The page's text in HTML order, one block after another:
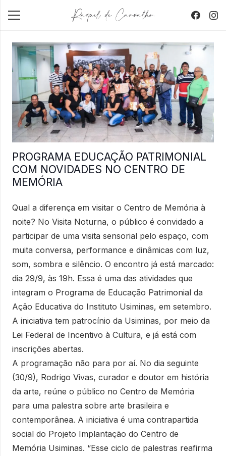
PROGRAMA EDUCAÇÃO PATRIMONIAL
COM NOVIDADES NO CENTRO DE
MEMÓRIA
Qual a diferença em visitar o Centro de Memória à
noite? No Visita Noturna, o público é convidado a
participar de uma visita sensorial pelo espaço, com
muita conversa, performance e dinâmicas com luz,
som, sombra e silêncio. O encontro já está marcado:
dia 29/9, às 19h. Essa é uma das atividades que
integram o Programa de Educação Patrimonial da
Ação Educativa do Instituto Usiminas, em setembro.
A iniciativa tem patrocínio da Usiminas, por meio da
Lei Federal de Incentivo à Cultura, e já está com
inscrições abertas.
A programação não para por aí. No dia seguinte
(30/9), Rodrigo Vivas, curador e doutor em história
da arte, reúne o público no Centro de Memória
para uma palestra sobre arte brasileira e
contemporânea. A iniciativa é uma contrapartida
social do Projeto Implantação do Centro de
Memória Usiminas. “Esse ciclo de palestras reafirma